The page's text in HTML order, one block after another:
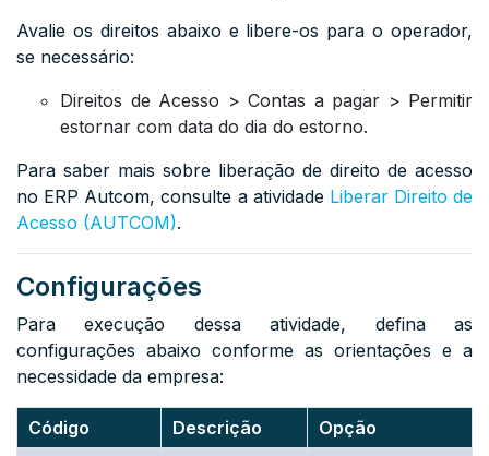
Avalie os direitos abaixo e libere-os para o operador,
se necessário:
Direitos de Acesso > Contas a pagar > Permitir
estornar com data do dia do estorno.
Para saber mais sobre liberação de direito de acesso
no ERP Autcom, consulte a atividade Liberar Direito de
Acesso (AUTCOM).
Configurações
Para execução dessa atividade, defina as
configurações abaixo conforme as orientações e a
necessidade da empresa:
Código Descrição Opção